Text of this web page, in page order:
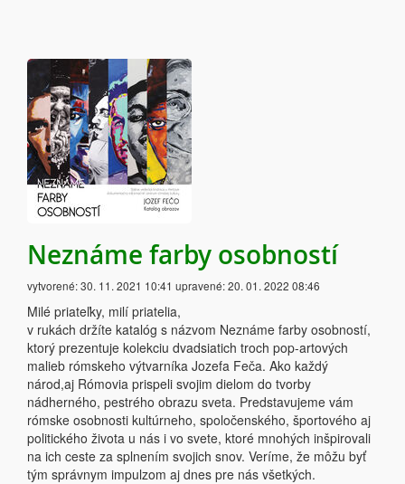
Neznáme farby osobností
vytvorené:30. 11. 2021 10:41 upravené:20. 01. 2022 08:46
Milé priateľky, milí priatelia,
v rukách držíte katalóg s názvom Neznáme farby osobností,
ktorý prezentuje kolekciu dvadsiatich troch pop-artových
malieb rómskeho výtvarníka Jozefa Feča. Ako každý
národ,aj Rómovia prispeli svojim dielom do tvorby
nádherného, pestrého obrazu sveta. Predstavujeme vám
rómske osobnosti kultúrneho, spoločenského, športového aj
politického života u nás i vo svete, ktoré mnohých inšpirovali
na ich ceste za splnením svojich snov. Veríme, že môžu byť
tým správnym impulzom aj dnes pre nás všetkých.